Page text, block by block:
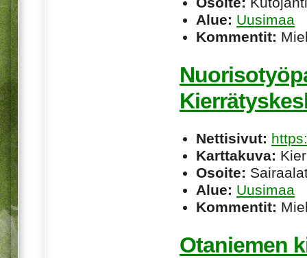
Alue: Uusimaa
Kommentit:
Nettisivut:
Karttakuva:
Osoite:
Alue: Uusimaa
Kommentit:
Otaniemen